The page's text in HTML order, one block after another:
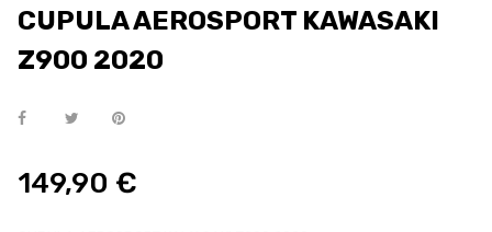
CUPULA AEROSPORT KAWASAKI
Z900 2020
149,90 €